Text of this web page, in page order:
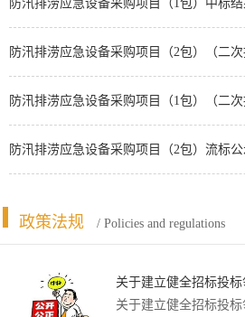
防汛排涝应急设备采购项目（1包）中标
防汛排涝应急设备采购项目（2包）（二
防汛排涝应急设备采购项目（1包）（二
防汛排涝应急设备采购项目（2包）流标
政策法规 / Policies and regulations
关于建立健全招标投
关于建立健全招标投